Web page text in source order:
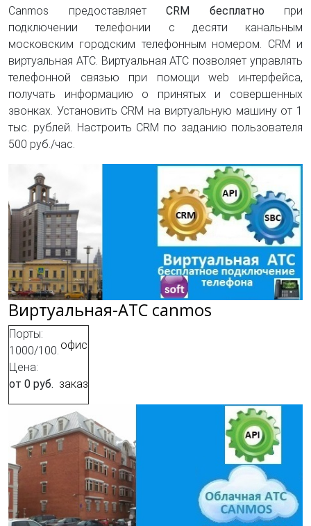
Canmos предоставляет CRM бесплатно при
подключении телефонии с десяти канальным
московским городским телефонным номером. CRM и
виртуальная АТС. Виртуальная АТС позволяет управлять
телефонной связью при помощи web интерфейса,
получать информацию о принятых и совершенных
звонках. Установить CRM на виртуальную машину от 1
тыс. рублей. Настроить CRM по заданию пользователя
500 руб./час.
Виртуальная-АТС canmos
Порты:
1000/100.
Цена:
от 0 руб.
офис
заказ